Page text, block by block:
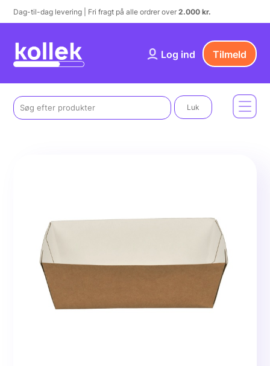
Dag-til-dag levering | Fri fragt på alle ordrer over2.000 kr.
Tilmeld
Log ind
Luk